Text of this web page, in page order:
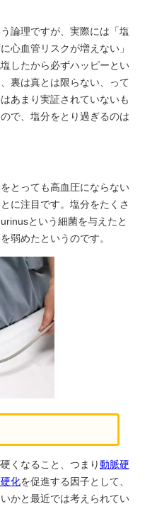
論理ですが、実際には「塩
心血管リスクが増えない」
したから必ずハッピーとい
裏は真とは限らない、って
あまり実証されていないも
で、塩分をとり過ぎるのは
とっても高血圧にならない
に注目です。塩分をたくさ
という細菌を与えたと
弱めたというのです。
くなること、つまり動脈硬
化を促進する因子として、
かと最近では考えられてい